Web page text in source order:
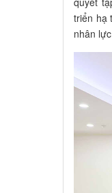
triển hạ
nhân